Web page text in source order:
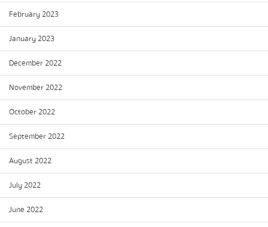
February 2023
January 2023
December 2022
November 2022
October 2022
September 2022
August 2022
July 2022
June 2022